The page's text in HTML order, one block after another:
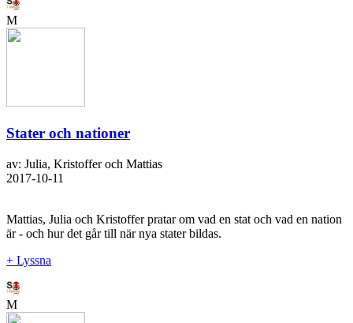
M
Stater och nationer
av: Julia, Kristoffer och Mattias
2017-10-11
Mattias, Julia och Kristoffer pratar om vad en stat och vad en nation
är - och hur det går till när nya stater bildas.
+ Lyssna
M